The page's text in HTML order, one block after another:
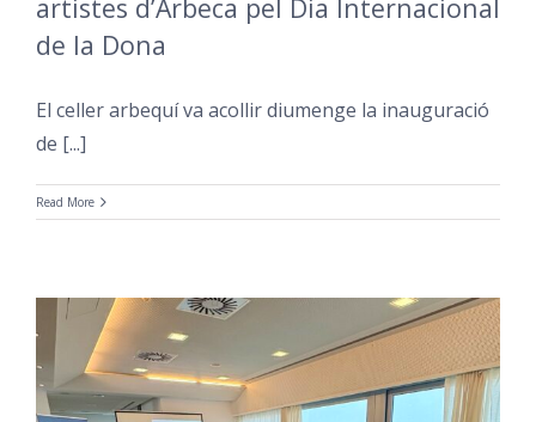
artistes d’Arbeca pel Dia Internacional
de la Dona
El celler arbequí va acollir diumenge la inauguració
de [...]
Read More